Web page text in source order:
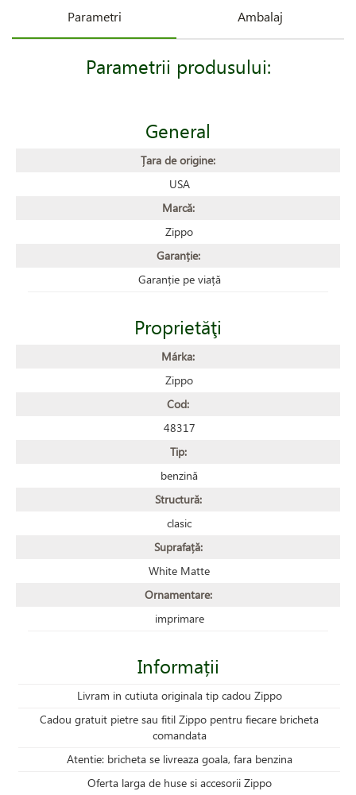
Parametri Ambalaj
Parametrii produsului:
General
Țara de origine:
USA
Marcă:
Zippo
Garanție:
Garanție pe viață
Proprietăţi
Márka:
Zippo
Cod:
48317
Tip:
benzină
Structură:
clasic
Suprafață:
White Matte
Ornamentare:
imprimare
Informații
Livram in cutiuta originala tip cadou Zippo
Cadou gratuit pietre sau fitil Zippo pentru fiecare bricheta
comandata
Atentie: bricheta se livreaza goala, fara benzina
Oferta larga de huse si accesorii Zippo